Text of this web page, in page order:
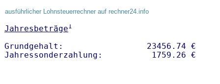
ausführlicher Lohnsteuerrechner auf rechner24.info
Jahresbeträge1
Grundgehalt:                 23456.74 €